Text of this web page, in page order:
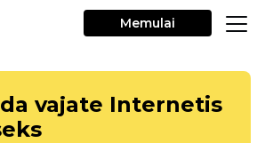
Memulai
vajate Internetis